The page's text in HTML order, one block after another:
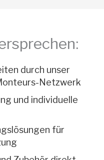
durch unser
Netzwerk
und individuelle
für